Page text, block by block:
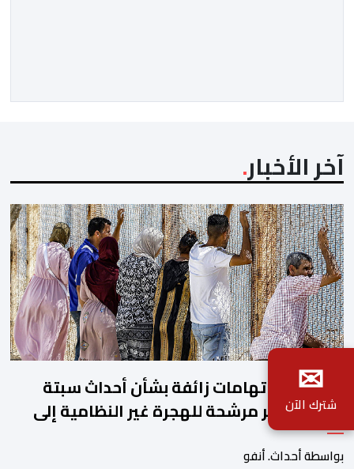
واريورز النيجيري ونادي أوديب ممثل […]
آخر الأخبار
العرائش.. اتهامات زائفة بشأن أحداث سبتة
المحتلة تجر مرشحة للهجرة غير النظامية إلى
القضاء
بواسطة أحداث. أنفو
✉
شترك الآن